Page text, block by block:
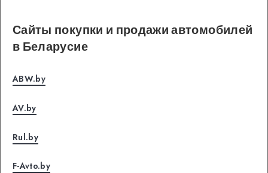
Сайты покупки и продажи автомобилей
в Беларусие
ABW.by
AV.by
Rul.by
F-Avto.by